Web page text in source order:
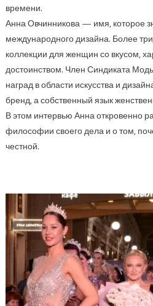
времени.
Анна Овчинникова — имя, которое
международного дизайна. Более
коллекции для женщин со вкусом,
достоинством. Член Синдиката
наград в области искусства и
бренд, а собственный язык
В этом интервью Анна откровенно
философии своего дела и о том,
честной.